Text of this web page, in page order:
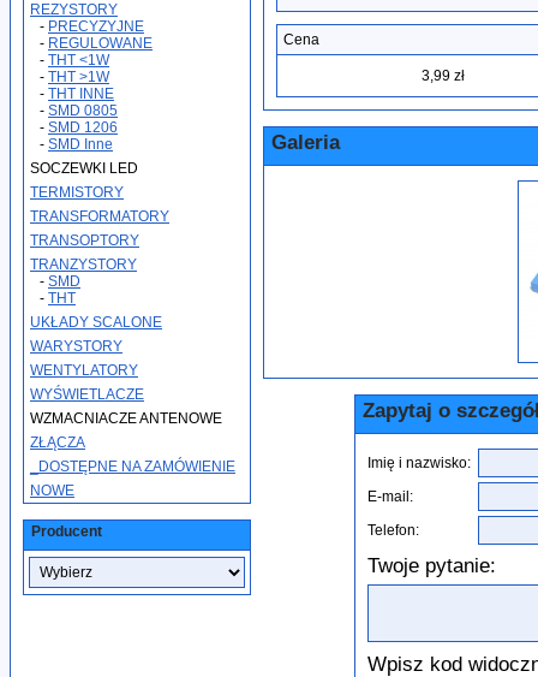
REZYSTORY
- PRECYZYJNE
- REGULOWANE
- THT <1W
- THT >1W
- THT INNE
- SMD 0805
- SMD 1206
- SMD Inne
SOCZEWKI LED
TERMISTORY
TRANSFORMATORY
TRANSOPTORY
TRANZYSTORY
- SMD
- THT
UKŁADY SCALONE
WARYSTORY
WENTYLATORY
WYŚWIETLACZE
WZMACNIACZE ANTENOWE
ZŁĄCZA
_DOSTĘPNE NA ZAMÓWIENIE
NOWE
Producent
Cena
3,99 zł
Galeria
Zapytaj o
Imię i nazwisko:
E-mail:
Telefon:
Twoje pytanie:
Wpisz kod